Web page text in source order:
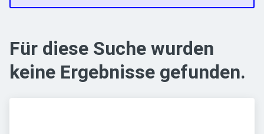
Für diese Suche wurden
keine Ergebnisse gefunden.